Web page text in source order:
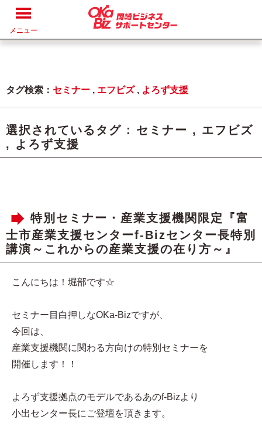
メニュー
タグ検索： セミナー , エフビズ, よろず支援
選択されているタグ : セミナー , エフビズ
, よろず支援
特別セミナー・産業支援機関限定『富
士市産業支援センターf-Bizセンター長特別
講演～これからの産業支援の在り方～』
こんにちは！堀部です☆
セミナー目白押しなOKa-Bizですが、
今回は、
産業支援機関に関わる方向けの特別セミナーを
開催します！！
よろず支援拠点のモデルであるあのf-Bizより
小出センター長にご登壇を頂きます。